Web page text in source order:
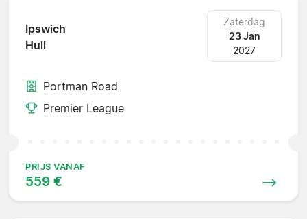
Ipswich
Hull
Zaterdag
23 Jan
2027
Portman Road
Premier League
PRIJS VANAF
559 €